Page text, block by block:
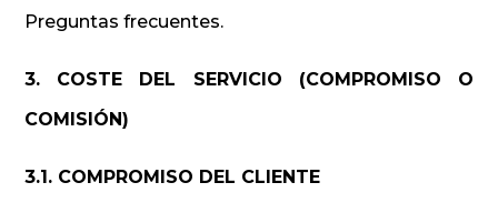
Preguntas frecuentes.
3. COSTE DEL SERVICIO (COMPROMISO O
COMISIÓN)
3.1. COMPROMISO DEL CLIENTE